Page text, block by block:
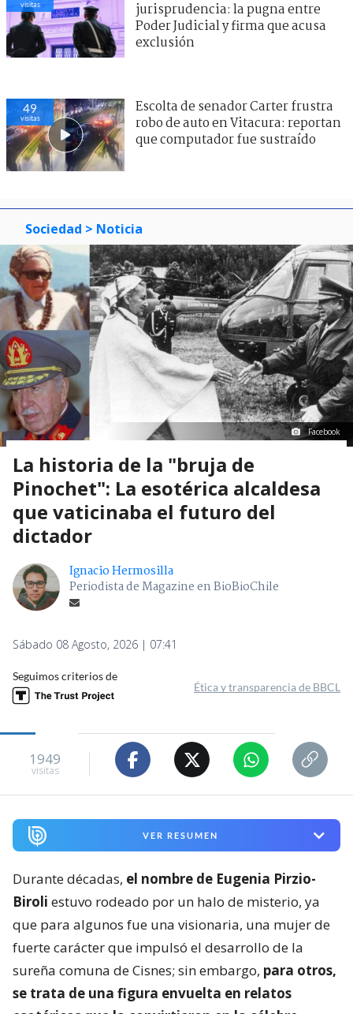
visitas
jurisprudencia: la pugna entre
Poder Judicial y firma que acusa
exclusión
49
visitas
Escolta de senador Carter frustra
robo de auto en Vitacura: reportan
que computador fue sustraído
Sociedad > Noticia
Facebook
La historia de la "bruja de
Pinochet": La esotérica alcaldesa
que vaticinaba el futuro del
dictador
Ignacio Hermosilla
Periodista de Magazine en BioBioChile
Sábado 08 Agosto, 2026 | 07:41
Seguimos criterios de
Ética y transparencia de BBCL
1949
visitas
VER RESUMEN
Durante décadas, el nombre de Eugenia Pirzio-
Biroli estuvo rodeado por un halo de misterio, ya
que para algunos fue una visionaria, una mujer de
fuerte carácter que impulsó el desarrollo de la
sureña comuna de Cisnes; sin embargo, para otros,
se trata de una figura envuelta en relatos